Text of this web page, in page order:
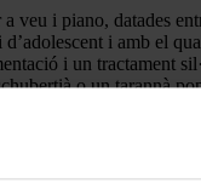
veu i piano, datades
i amb el
i un tractament
o un tarannà
sobre dos grans
(1896), però sempre
llars burgeses i